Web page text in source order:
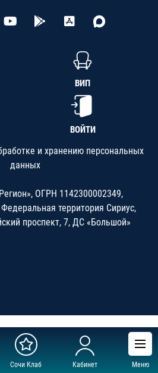
Сочи Клаб Кабинет Меню
ВИП
ВОЙТИ
и хранению персональных
данных
ОГРН 1142300002349,
территория Сириус,
проспект, 7, ДС «Большой»